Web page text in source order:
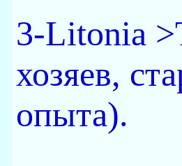
3-Litonia
хозяев,
опыта).